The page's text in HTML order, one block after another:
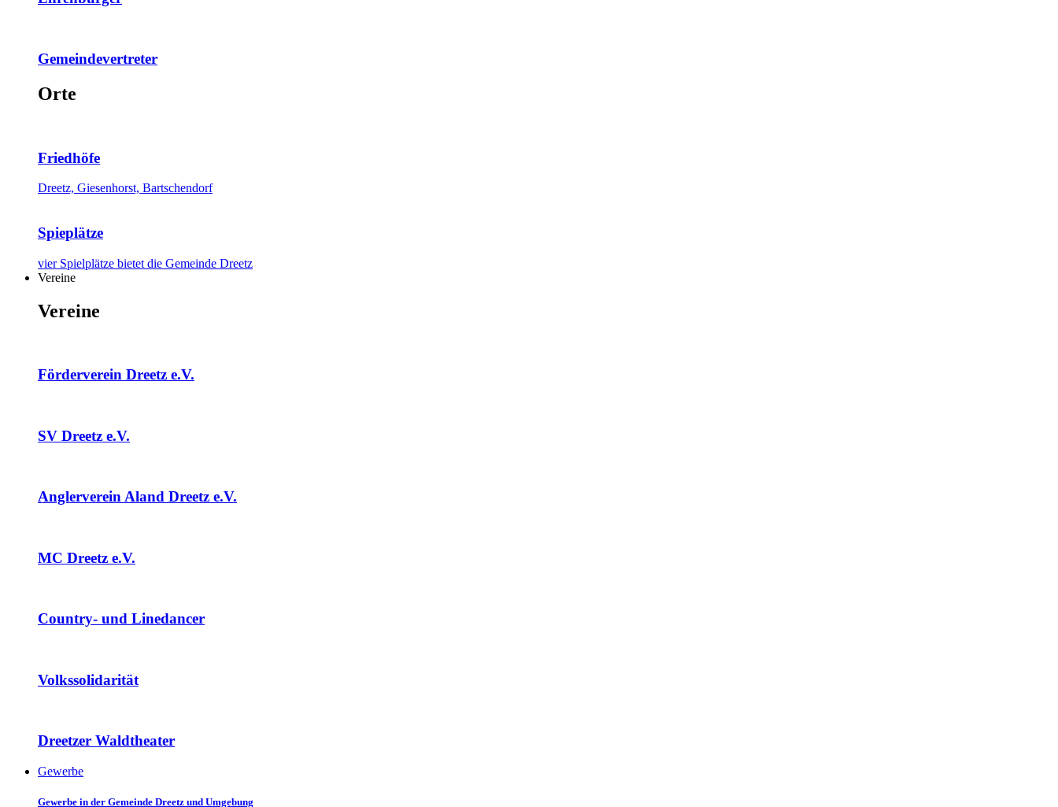
Gemeindevertreter
Orte
Friedhöfe
Dreetz, Giesenhorst, Bartschendorf
Spieplätze
vier Spielplätze bietet die Gemeinde Dreetz
Vereine
Vereine
Förderverein Dreetz e.V.
SV Dreetz e.V.
Anglerverein Aland Dreetz e.V.
MC Dreetz e.V.
Country- und Linedancer
Volkssolidarität
Dreetzer Waldtheater
Gewerbe
Gewerbe in der Gemeinde Dreetz und Umgebung